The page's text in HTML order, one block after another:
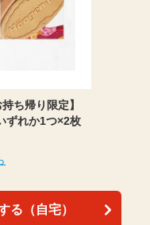
ち帰り限定】
ずれか1つ×2枚
る（自宅）